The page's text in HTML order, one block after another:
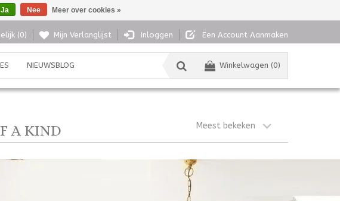
(0) Mijn Verlanglijst Inloggen Een Account Aanmaken
Winkelwagen (0)
NIEUWSBLOG
A KIND
Meest bekeken
Ja Nee Meer over cookies »